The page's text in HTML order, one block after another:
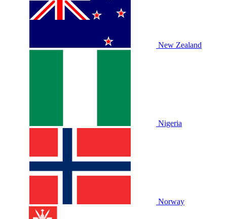
New Zealand
Nigeria
Norway